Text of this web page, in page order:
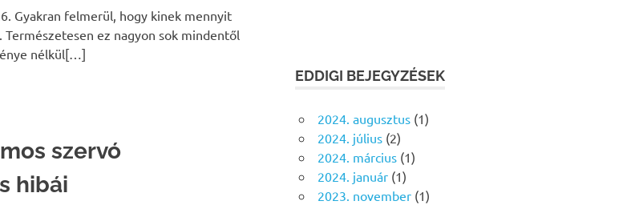
Gyakran felmerül, hogy kinek mennyit
Természetesen ez nagyon sok mindentől
nélkül[…]
szervó
hibái
EDDIGI BEJEGYZÉSEK
2024. augusztus (1)
2024. július (2)
2024. március (1)
2024. január (1)
2023. november (1)